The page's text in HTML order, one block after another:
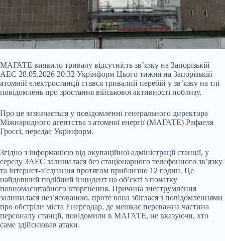
МАГАТЕ виявило тривалу відсутність зв’язку на Запорізькій
АЕС 28.05.2026 20:32 Укрінформ Цього тижня на Запорізькій
атомній електростанції стався тривалий перебій у зв’язку на тлі
повідомлень про зростання військової активності поблизу.
Про це зазначається у повідомленні генерального директора
Міжнародного агентства з атомної енергії (МАГАТЕ) Рафаеля
Гроссі, передає Укрінформ.
Згідно з інформацією від окупаційної адміністрації станції, у
середу ЗАЕС залишалася без стаціонарного телефонного зв’язку
та інтернет-з’єднання протягом приблизно 12 годин. Це
найдовший подібний інцидент на об’єкті з початку
повномасштабного вторгнення. Причина знеструмлення
залишалася нез’ясованою, проте вона збіглася з повідомленнями
про обстріли міста Енергодар, де мешкає переважна частина
персоналу станції, повідомили в МАГАТЕ, не вказуючи, хто
саме здійснював атаки.